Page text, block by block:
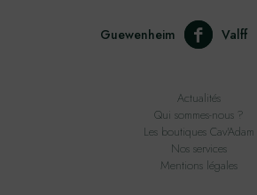
Guewenheim Valff
Actualités
Qui sommes-nous ?
Les boutiques Cav'Adam
Nos services
Mentions légales